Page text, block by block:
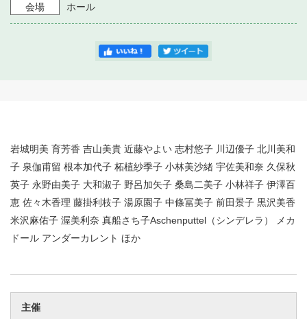
・ 芸術参与
会場
ホール
岩城明美 育芳香 吉山美貴 近藤やよい 志村悠子 川辺優子 北川美和
子 泉伽甫留 根本加代子 柘植紗季子 小林美沙緒 宇佐美和奈 久保秋
英子 永野由美子 大和淑子 野呂加矢子 桑島二美子 小林祥子 伊澤百
恵 佐々木香理 藤掛利枝子 湯原園子 中條冨美子 前田景子 黒沢美香
米沢麻佑子 渥美利奈 真船さち子Aschenputtel（シンデレラ） メカ
ドール アンダーカレント ほか
主催